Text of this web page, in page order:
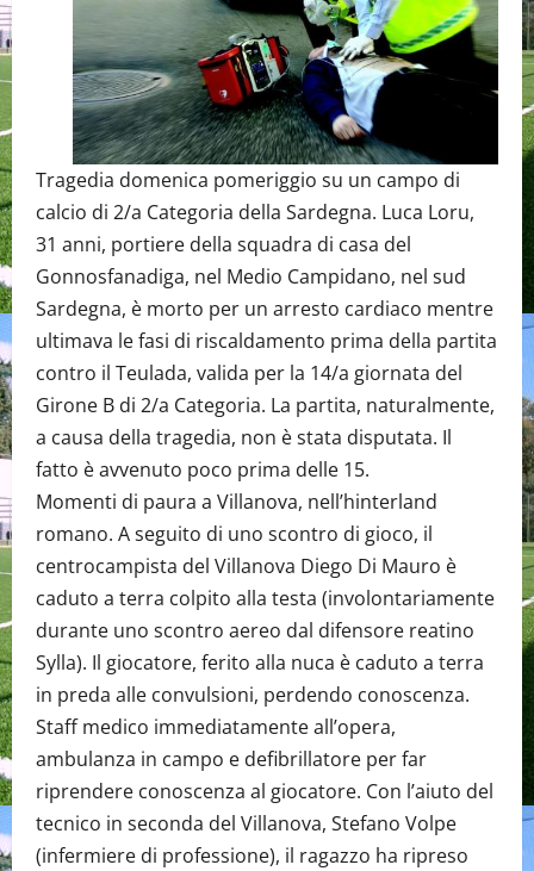
Tragedia domenica pomeriggio su un campo di
calcio di 2/a Categoria della Sardegna. Luca Loru,
31 anni, portiere della squadra di casa del
Gonnosfanadiga, nel Medio Campidano, nel sud
Sardegna, è morto per un arresto cardiaco mentre
ultimava le fasi di riscaldamento prima della partita
contro il Teulada, valida per la 14/a giornata del
Girone B di 2/a Categoria. La partita, naturalmente,
a causa della tragedia, non è stata disputata. Il
fatto è avvenuto poco prima delle 15.
Momenti di paura a Villanova, nell’hinterland
romano. A seguito di uno scontro di gioco, il
centrocampista del Villanova Diego Di Mauro è
caduto a terra colpito alla testa (involontariamente
durante uno scontro aereo dal difensore reatino
Sylla). Il giocatore, ferito alla nuca è caduto a terra
in preda alle convulsioni, perdendo conoscenza.
Staff medico immediatamente all’opera,
ambulanza in campo e defibrillatore per far
riprendere conoscenza al giocatore. Con l’aiuto del
tecnico in seconda del Villanova, Stefano Volpe
(infermiere di professione), il ragazzo ha ripreso